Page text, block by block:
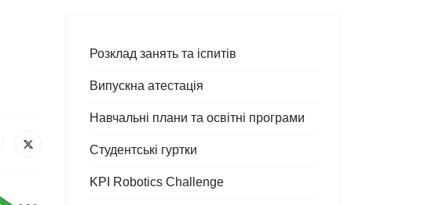
Розклад занять та іспитів
Випускна атестація
Навчальні плани та освітні програми
Студентські гуртки
KPI Robotics Challenge